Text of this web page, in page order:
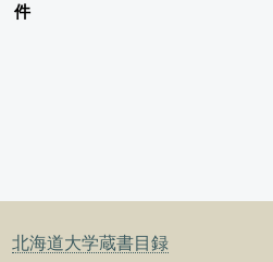
北海道大学蔵書目録
件